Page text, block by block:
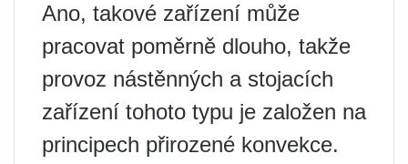
Ano, takové zařízení může
pracovat poměrně dlouho, takže
provoz nástěnných a stojacích
zařízení tohoto typu je založen na
principech přirozené konvekce.